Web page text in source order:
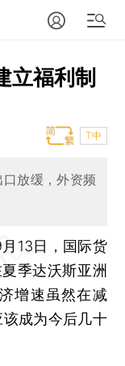
立福利制
T中
放缓，外资频
13日，国际货
季达沃斯亚洲
增速虽然在减
成为今后几十